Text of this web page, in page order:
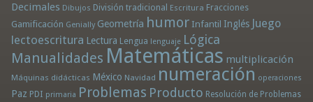
Decimales Dibujos División tradicional Escritura Fracciones
Gamificación Genially Geometría humor Infantil Inglés Juego
lectoescritura Lectura Lengua lenguaje Lógica
Manualidades Matemáticas multiplicación
Máquinas didácticas México Navidad numeración operaciones
Paz PDI primaria Problemas Producto Resolución de Problemas